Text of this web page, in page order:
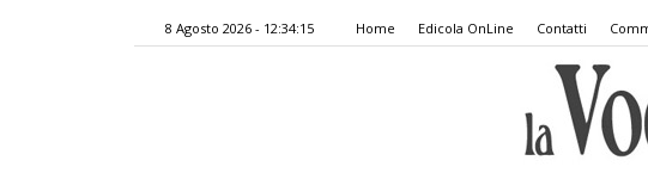
8 Agosto 2026 - 12:34:15 Home Edicola OnLine Contatti